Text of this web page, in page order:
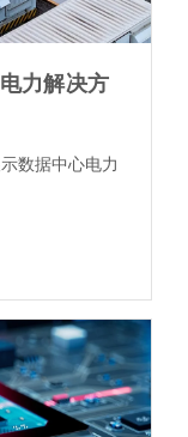
力解决方
数据中心电力